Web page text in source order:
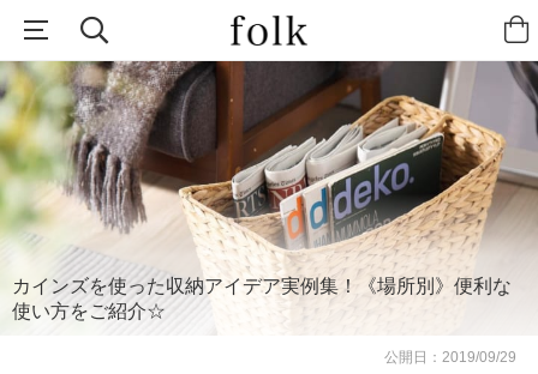
カインズを使った収納アイデア実例集！《場所別》便利な
使い方をご紹介☆
公開日：2019/09/29